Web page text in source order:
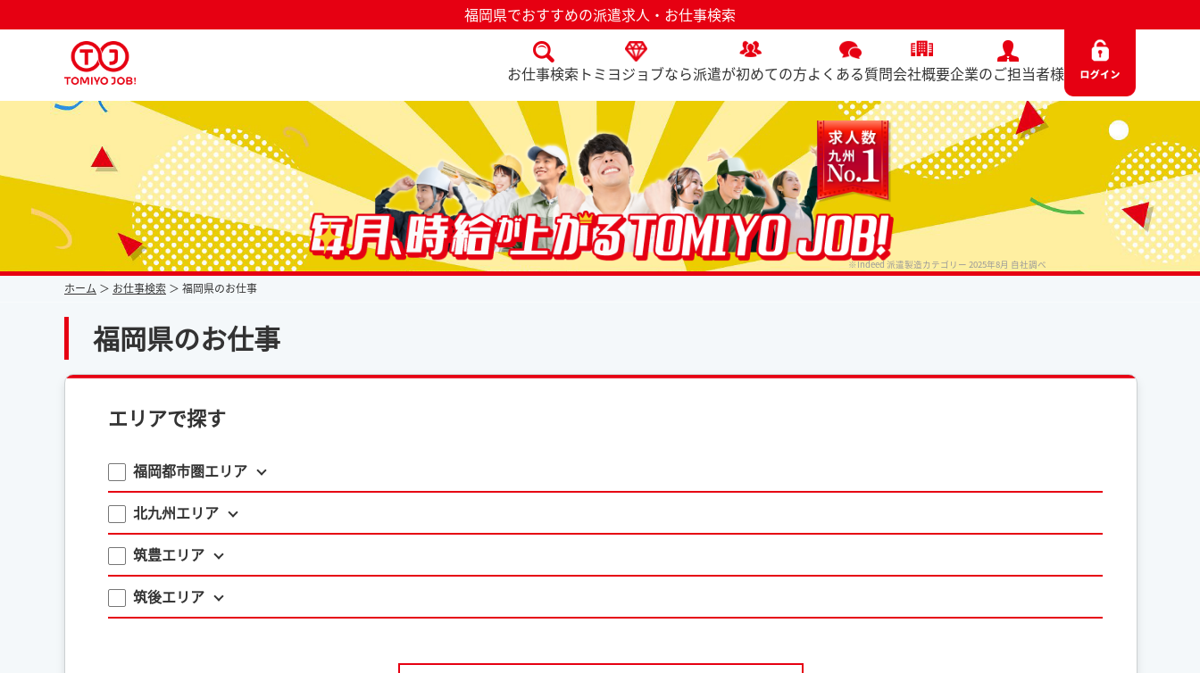
福岡県でおすすめの派遣求人・お仕事検索
お仕事検索 トミヨジョブなら派遣が初めての方よくある質問会社概要企業のご担当者様
派遣なら毎月時給が上がるトミヨジョブ ※Indeed 派遣製造カテゴリー 2025年8月 自社調べ
ホーム お仕事検索 福岡県のお仕事
福岡県のお仕事
エリアで探す
福岡都市圏エリア
北九州エリア
筑豊エリア
筑後エリア